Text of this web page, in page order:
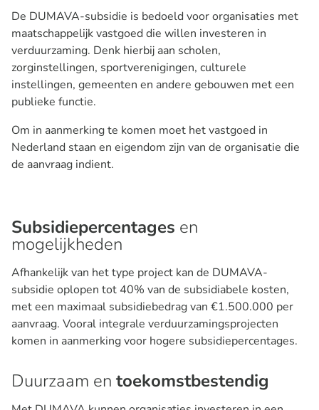
De DUMAVA-subsidie is bedoeld voor organisaties met
maatschappelijk vastgoed die willen investeren in
verduurzaming. Denk hierbij aan scholen,
zorginstellingen, sportverenigingen, culturele
instellingen, gemeenten en andere gebouwen met een
publieke functie.
Om in aanmerking te komen moet het vastgoed in
Nederland staan en eigendom zijn van de organisatie die
de aanvraag indient.
Subsidiepercentages en
mogelijkheden
Afhankelijk van het type project kan de DUMAVA-
subsidie oplopen tot 40% van de subsidiabele kosten,
met een maximaal subsidiebedrag van €1.500.000 per
aanvraag. Vooral integrale verduurzamingsprojecten
komen in aanmerking voor hogere subsidiepercentages.
Duurzaam entoekomstbestendig